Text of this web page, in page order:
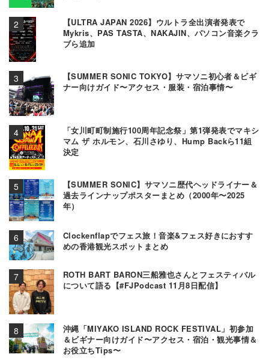
【ULTRA JAPAN 2026】ウルトラ全出演者発表で
Mykris、PAS TASTA、NAKAJIN、パソコン音楽クラ
ブら追加
【SUMMER SONIC TOKYO】サマソニ初心者＆ビギ
ナー向けガイド〜アクセス・服装・宿泊事情〜
「女川町町制施行100周年記念祭」第1弾発表でマキシ
マム ザ ホルモン、石川さゆり、Hump Backら11組
決定
【SUMMER SONIC】サマソニ歴代ヘッドライナー＆
過去ラインナップポスターまとめ（2000年〜2025
年）
Clockenflapでフェス旅！音楽&フェス好きにおすす
めの香港観光スポットまとめ
ROTH BART BARON三船雅也さんとフェスティバル
について語る【#FJPodcast 11月8日配信】
沖縄「MIYAKO ISLAND ROCK FESTIVAL」初参加
＆ビギナー向けガイド〜アクセス・宿泊・観光事情＆
お役立ちTips〜